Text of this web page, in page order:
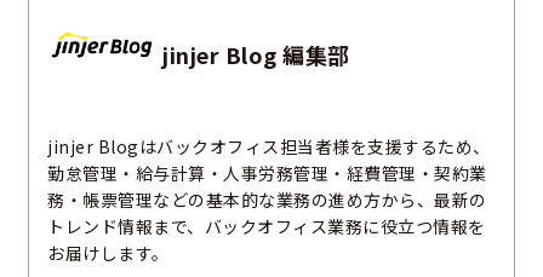
jinjer Blog 編集部
jinjer Blogはバックオフィス担当者様を支援するため、
勤怠管理・給与計算・人事労務管理・経費管理・契約業
務・帳票管理などの基本的な業務の進め方から、最新の
トレンド情報まで、バックオフィス業務に役立つ情報を
お届けします。